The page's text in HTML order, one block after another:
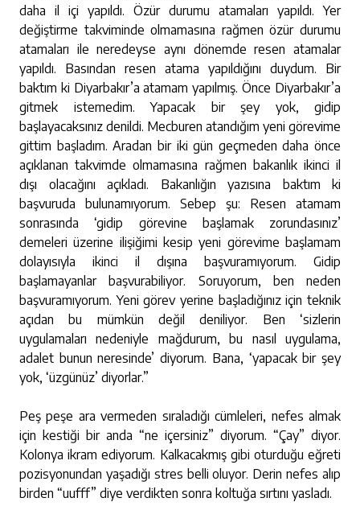
daha il içi yapıldı. Özür durumu atamaları yapıldı. Yer
değiştirme takviminde olmamasına rağmen özür durumu
atamaları ile neredeyse aynı dönemde resen atamalar
yapıldı. Basından resen atama yapıldığını duydum. Bir
baktım ki Diyarbakır’a atamam yapılmış. Önce Diyarbakır’a
gitmek istemedim. Yapacak bir şey yok, gidip
başlayacaksınız denildi. Mecburen atandığım yeni görevime
gittim başladım. Aradan bir iki gün geçmeden daha önce
açıklanan takvimde olmamasına rağmen bakanlık ikinci il
dışı olacağını açıkladı. Bakanlığın yazısına baktım ki
başvuruda bulunamıyorum. Sebep şu: Resen atamam
sonrasında ‘gidip görevine başlamak zorundasınız’
demeleri üzerine ilişiğimi kesip yeni görevime başlamam
dolayısıyla ikinci il dışına başvuramıyorum. Gidip
başlamayanlar başvurabiliyor. Soruyorum, ben neden
başvuramıyorum. Yeni görev yerine başladığınız için teknik
açıdan bu mümkün değil deniliyor. Ben ‘sizlerin
uygulamaları nedeniyle mağdurum, bu nasıl uygulama,
adalet bunun neresinde’ diyorum. Bana, ‘yapacak bir şey
yok, ‘üzgünüz’ diyorlar.”
Peş peşe ara vermeden sıraladığı cümleleri, nefes almak
için kestiği bir anda “ne içersiniz” diyorum. “Çay” diyor.
Kolonya ikram ediyorum. Kalkacakmış gibi oturduğu eğreti
pozisyonundan yaşadığı stres belli oluyor. Derin nefes alıp
birden “uufff” diye verdikten sonra koltuğa sırtını yasladı.